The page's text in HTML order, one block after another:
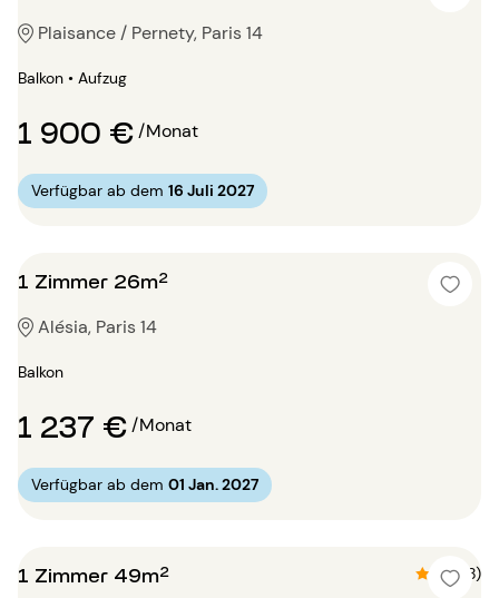
Plaisance / Pernety, Paris 14
Balkon • Aufzug
1 900 €/Monat
Verfügbar ab dem 16 Juli 2027
1 Zimmer 26m²
Alésia, Paris 14
Balkon
1 237 €/Monat
Verfügbar ab dem 01 Jan. 2027
1 Zimmer 49m² 4.8 (8)